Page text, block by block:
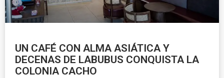
UN CAFÉ CON ALMA ASIÁTICA Y
DECENAS DE LABUBUS CONQUISTA LA
COLONIA CACHO